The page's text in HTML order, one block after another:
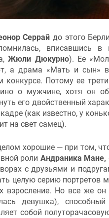
Серрай до этого
вписавшись в
Жюли Дюкурно). Ее
а драма «Мать и сын»
Потому ее
о мужчине, хотя он
его двойственный
(как известно, у
на свет самец).
хорошие — при том,
роли Андраника Мане,
с друзьями и
целую серию портретов
взросление. Но все же
девушка),
собой